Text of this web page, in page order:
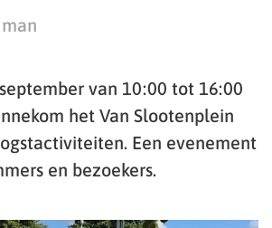
van 10:00 tot 16:00
het Van Slootenplein
Een evenement
en bezoekers.